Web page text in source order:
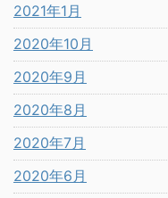
2021年1月
2020年10月
2020年9月
2020年8月
2020年7月
2020年6月